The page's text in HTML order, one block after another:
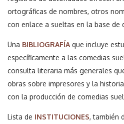
ortográficas de nombres, otros
con enlace a sueltas en la base de
Una BIBLIOGRAFÍA que incluye
específicamente a las comedias
consulta literaria más generales
obras sobre impresores y la
con la producción de comedias
Lista de INSTITUCIONES, también